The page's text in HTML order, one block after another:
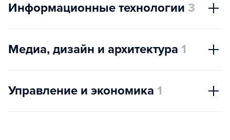
Информационные технологии 3
Медиа, дизайн и архитектура 1
Управление и экономика 1